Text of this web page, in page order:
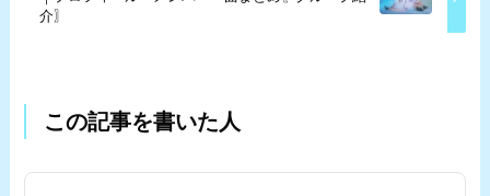
介〗
この記事を書いた人